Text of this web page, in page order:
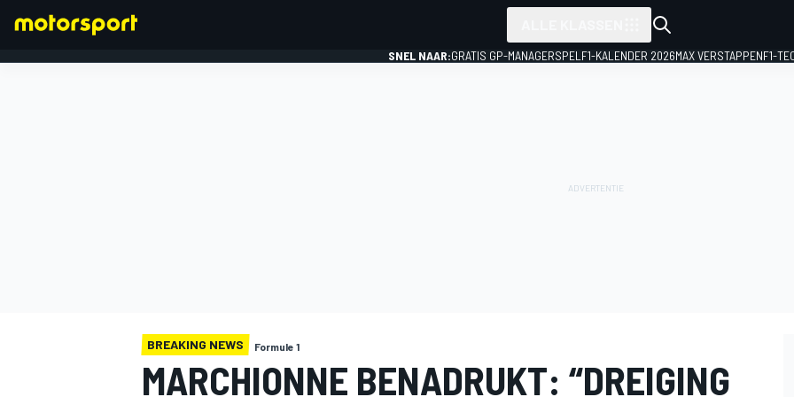
SNEL NAAR:GRATIS GP-MANAGERSPEL F1-KALENDER 2026MAX VERSTAPPENF1-
BREAKING NEWS Formule 1
MARCHIONNE BENADRUKT: “DREIGING